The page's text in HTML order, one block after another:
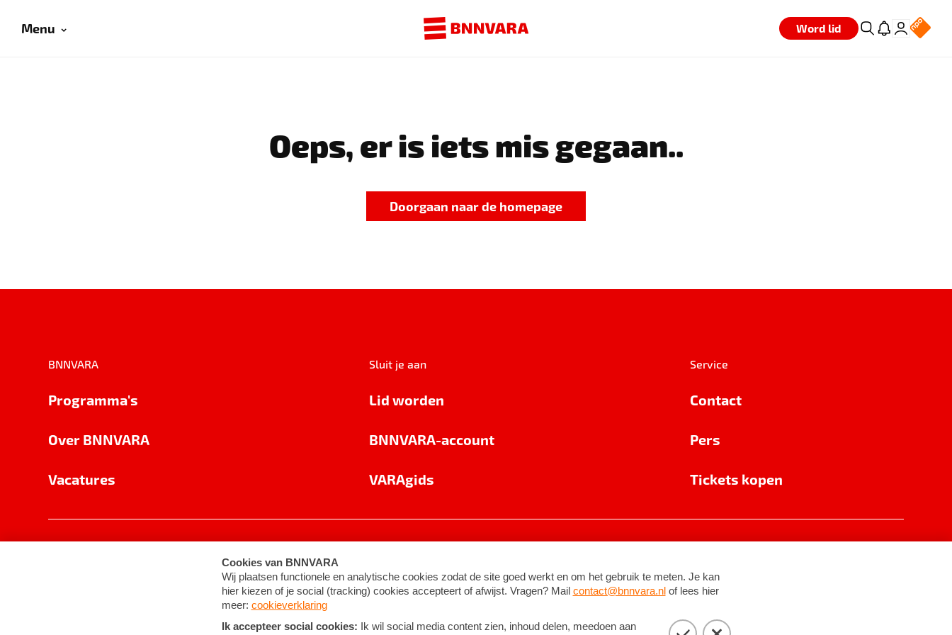
Menu Word lid
Oeps, er is iets mis gegaan..
Doorgaan naar de homepage
BNNVARA
Programma's
Over BNNVARA
Vacatures
Sluit je aan
Lid worden
BNNVARA-account
VARAgids
Service
Contact
Pers
Tickets kopen
Cookie-instellingen Algemene voorwaarden ©2026BNNVARA